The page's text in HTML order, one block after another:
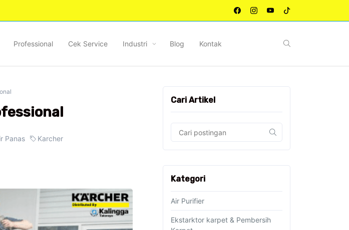
Professional Cek Service Industri Blog Kontak
Panas Karcher
Cari Artikel
Kategori
Air Purifier
Ekstarktor karpet & Pembersih